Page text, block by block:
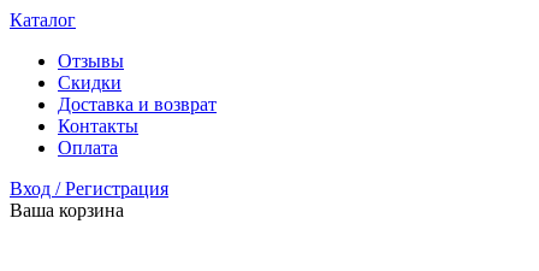
Каталог
Отзывы
Скидки
Доставка и возврат
Контакты
Оплата
Вход / Регистрация
Ваша корзина